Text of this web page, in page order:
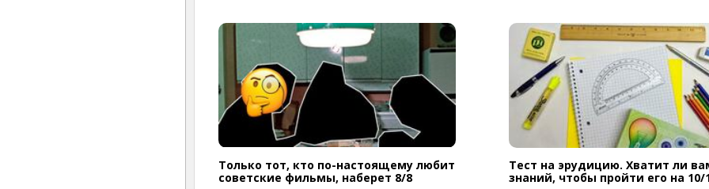
Только тот, кто по-настоящему любит
советские фильмы, наберет 8/8
Тест на эрудицию. Хватит ли
знаний, чтобы пройти его на 10/